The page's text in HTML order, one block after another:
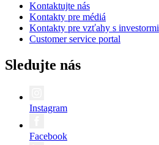
Kontaktujte nás
Kontakty pre médiá
Kontakty pre vzťahy s investormi
Customer service portal
Sledujte nás
Instagram
Facebook